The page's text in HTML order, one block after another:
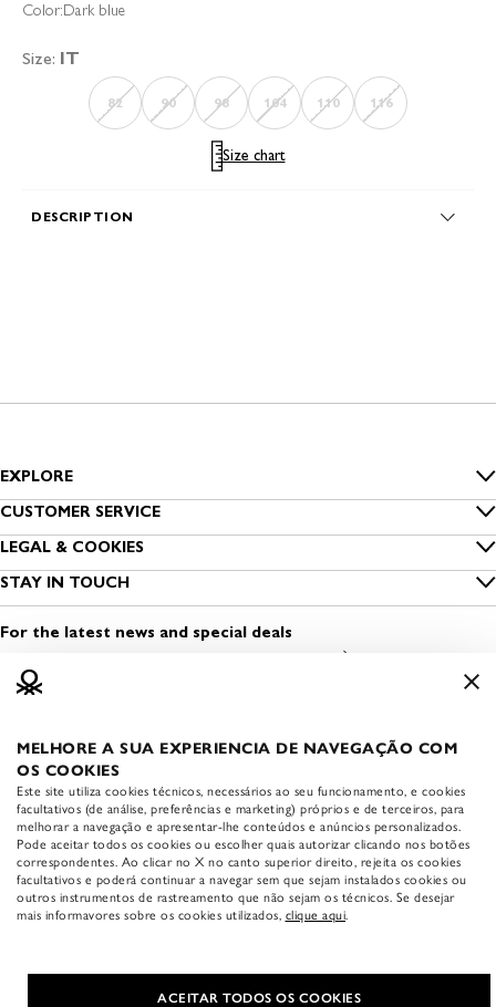
MELHORE A SUA EXPERIENCIA DE NAVEGAÇÃO COM
OS COOKIES
Este site utiliza cookies técnicos, necessários ao seu funcionamento, e cookies
facultativos (de análise, preferências e marketing) próprios e de terceiros, para
melhorar a navegação e apresentar-lhe conteúdos e anúncios personalizados.
Pode aceitar todos os cookies ou escolher quais autorizar clicando nos botões
correspondentes. Ao clicar no X no canto superior direito, rejeita os cookies
facultativos e poderá continuar a navegar sem que sejam instalados cookies ou
outros instrumentos de rastreamento que não sejam os técnicos. Se desejar
mais informavores sobre os cookies utilizados, clique aqui.
ACEITAR TODOS OS COOKIES
Color:Dark blue
Size: IT
82 90 98 104 110 116
Size chart
DESCRIPTION
EXPLORE
Inside Benetton
Benetton Group
Sustainability
Dress Safely
Media & Press
CUSTOMER SERVICE
Size guide
Clothing care
Contact us
LEGAL & COOKIES
Privacy
Accessibility statement
STAY IN TOUCH
Find a shop
Work with us
For the latest news and special deals
APP BENETTON
Download the official
Benetton app:
COUNTRY & LANGUAGEEnglish | United States (USD $)